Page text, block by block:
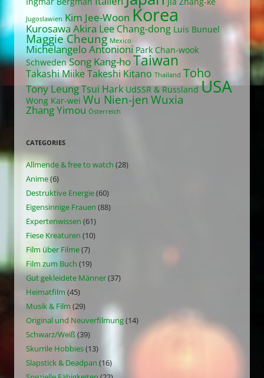
Jugoslawien Kim Jee-Woon Korea
Kurosawa Akira Lee Chang-dong Luis Bunuel
Maggie Cheung Mexico
Michelangelo Antonioni Park Chan-wook
Schweden Song Kang-hoTaiwan
Takashi MiikeTakeshi Kitano Thailand Toho
Tony LeungTsui Hark UdSSR & Russland USA
Wong Kar-wei Wu Nien-jen Wuxia
Zhang Yimou Österreich
CATEGORIES
Allmende & free to watch (28)
Anime(6)
Destruktive Energie(60)
Eigensinnige Frauen (88)
Expertenwissen (61)
Fiese Kreaturen (10)
Film über Filme(7)
Film zum Buch (19)
Gut gekleidete Männer(37)
Heimatfilm (45)
Musik & Film (29)
Original und Neuverfilmung(14)
Schwarz/Weiß(39)
Skurrile Hobbies(13)
Slapstick & Deadpan (16)